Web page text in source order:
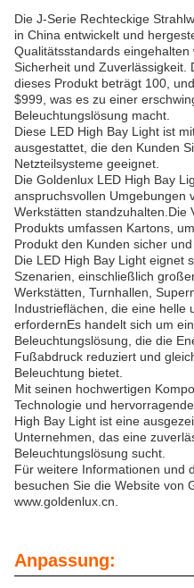
Die J-Serie Rechteckige
in China entwickelt und
Qualitätsstandards
Sicherheit und Zuverlässigkeit.
dieses Produkt beträgt 100,
$999, was es zu einer
Beleuchtungslösung macht.
Diese LED High Bay Light ist
ausgestattet, die den Kunden
Netzteilsysteme geeignet.
Die Goldenlux LED High Bay
anspruchsvollen Umgebungen
Werkstätten standzuhalten.Die
Produkts umfassen Kartons,
Produkt den Kunden sicher
Die LED High Bay Light eignet
Szenarien, einschließlich
Werkstätten, Turnhallen,
Industrieflächen, die eine helle
erfordernEs handelt sich um
Beleuchtungslösung, die die
Fußabdruck reduziert und
Beleuchtung bietet.
Mit seinen hochwertigen
Technologie und
High Bay Light ist eine
Unternehmen, das eine
Beleuchtungslösung sucht.
Für weitere Informationen und
besuchen Sie die Website von
www.goldenlux.cn
Anpassung: